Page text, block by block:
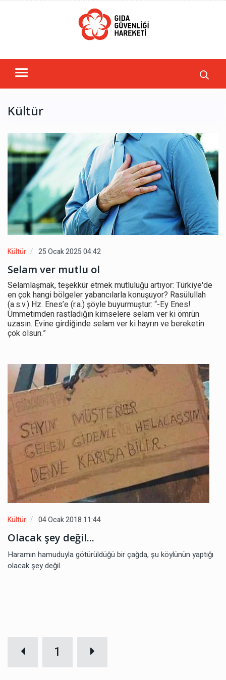
Kültür
Kültür 25 Ocak 2025 04:42
Selam ver mutlu ol
Selamlaşmak, teşekkür etmek mutluluğu artıyor: Türkiye'de
en çok hangi bölgeler yabancılarla konuşuyor? Rasülullah
(a.s.v.) Hz. Enes’e (r.a.) şöyle buyurmuştur: “-Ey Enes!
Ümmetimden rastladığın kimselere selam ver ki ömrün
uzasın. Evine girdiğinde selam ver ki hayrın ve bereketin
çok olsun.”
Kültür 04 Ocak 2018 11:44
Olacak şey değil...
Haramın hamuduyla götürüldüğü bir çağda, şu köylünün yaptığı
olacak şey değil.
1